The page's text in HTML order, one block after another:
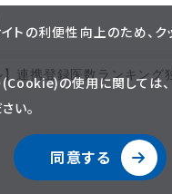
イトの利便性向上のため、
(Cookie)の使用に関しては、
い。
同意する